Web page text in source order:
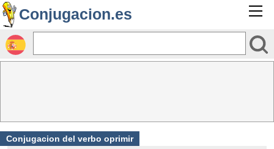
Conjugacion.es
Conjugacion del verbo oprimir